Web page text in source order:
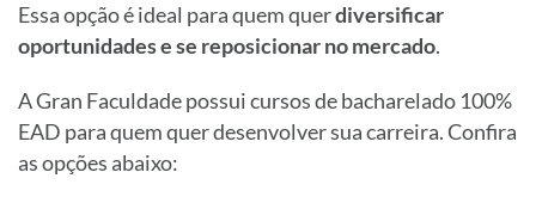
Essa opção é ideal para quem querdiversificar
oportunidades e se reposicionar no mercado.
A Gran Faculdade possui cursos de bacharelado 100%
EAD para quem quer desenvolver sua carreira. Confira
as opções abaixo: